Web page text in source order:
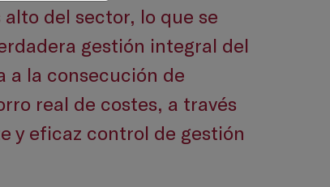
del sector, lo que se
gestión integral del
a la consecución de
real de costes, a través
y eficaz control de gestión